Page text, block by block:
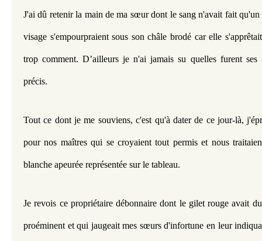
J'ai dû retenir la main de ma sœur dont le sang n'avait fait
visage s'empourpraient sous son châle brodé car elle
trop comment. D’ailleurs je n'ai jamais su quelles furent ses
précis.
Tout ce dont je me souviens, c'est qu'à dater de ce jour-là,
pour nos maîtres qui se croyaient tout permis et nous
blanche apeurée représentée sur le tableau.
Je revois ce propriétaire débonnaire dont le gilet rouge avait
proéminent et qui jaugeait mes sœurs d'infortune en leur